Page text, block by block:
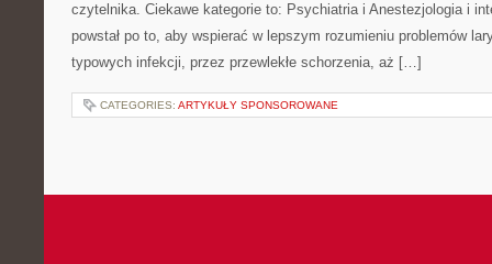
czytelnika. Ciekawe kategorie to: Psychiatria i Anestezjologia i
powstał po to, aby wspierać w lepszym rozumieniu problemów
typowych infekcji, przez przewlekłe schorzenia, aż […]
CATEGORIES: ARTYKUŁY SPONSOROWANE